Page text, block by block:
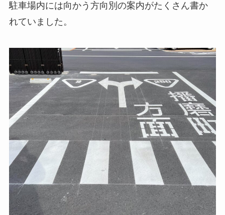
駐車場内には向かう方向別の案内がたくさん書か
れていました。